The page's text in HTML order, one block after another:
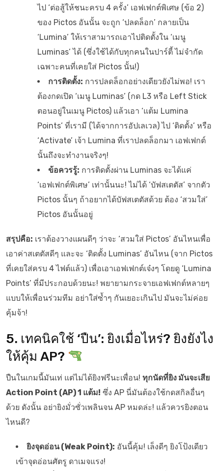
ไป ‘ต่อสู้ให้ชนะครบ 4 ครั้ง’ เอฟเฟกต์พิเศษ (ข้อ 2)
ของ Pictos อันนั้น จะถูก ‘ปลดล็อก’ กลายเป็น
‘Lumina’ ให้เราสามารถเอาไปติดตั้งใน ‘เมนู
Luminas’ ได้ (ซึ่งใช้ได้กับทุกคนในปาร์ตี้ ไม่จำกัด
เฉพาะคนที่เคยใส่ Pictos นั้น!)
การติดตั้ง: การปลดล็อกอย่างเดียวยังไม่พอ! เรา
ต้องกดเปิด ‘เมนู Luminas’ (กด L3 หรือ Left Stick
ตอนอยู่ในเมนู Pictos) แล้วเอา ‘แต้ม Lumina
Points’ ที่เรามี (ได้จากการอัปเลเวล) ไป ‘ติดตั้ง’ หรือ
‘Activate’ เจ้า Lumina ที่เราปลดล็อกมา เอฟเฟกต์
นั้นถึงจะทำงานจริงๆ!
ข้อควรรู้: การติดตั้งผ่าน Luminas จะได้แค่
‘เอฟเฟกต์พิเศษ’ เท่านั้นนะ! ไม่ได้ ‘บัฟสเตตัส’ จากตัว
Pictos นั้นๆ ถ้าอยากได้บัฟสเตตัสด้วย ต้อง ‘สวมใส่’
Pictos อันนั้นอยู่
สรุปคือ: เราต้องวางแผนดีๆ ว่าจะ ‘สวมใส่ Pictos’ อันไหนเพื่อ
เอาค่าสเตตัสดีๆ และจะ ‘ติดตั้ง Luminas’ อันไหน (จาก Pictos
ที่เคยใส่ครบ 4 ไฟต์แล้ว) เพื่อเอาเอฟเฟกต์เจ๋งๆ โดยดู ‘Lumina
Points’ ที่มีประกอบด้วยนะ! พยายามกระจายเอฟเฟกต์หลายๆ
แบบให้เพื่อนร่วมทีม อย่าใส่ซ้ำๆ กันเยอะเกินไป มันจะไม่ค่อย
คุ้มจ้า!
5. เทคนิคใช้ ‘ปืน’: ยิงเมื่อไหร่? ยิงยังไง
ให้คุ้ม AP?
ปืนในเกมนี้มันเท่ แต่ไม่ได้ยิงฟรีนะเพื่อน! ทุกนัดที่ยิง มันจะเสีย
Action Point (AP) 1 แต้ม! ซึ่ง AP นี่มันต้องใช้กดสกิลอื่นๆ
ด้วย ดังนั้น อย่ายิงมั่วซั่วเพลินจน AP หมดล่ะ! แล้วควรยิงตอน
ไหนดี?
ยิงจุดอ่อน (Weak Point): อันนี้คุ้ม! เล็งดีๆ ยิงโป้งเดียว
เข้าจุดอ่อนศัตรู ดาเมจแรง!